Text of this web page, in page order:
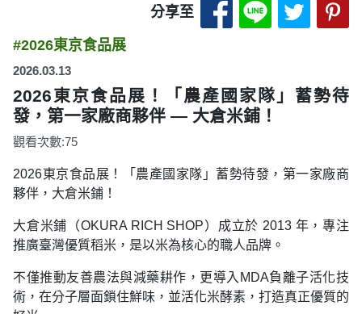
分享至 分享至 Facebook-
分享至分享
#2026東京食品展
2026.03.13
2026東京食品展！「農產國家隊」蓄勢待
發，第一家廠商夥伴 ― 大倉米鋪！
觀看次數:75
2026東京食品展！「農產國家隊」蓄勢待發，第一家廠商
夥伴，大倉米鋪！
大倉米鋪（OKURA RICH SHOP）成立於 2013 年，專注
推廣臺灣優質稻米，是以米為核心的職人品牌。
不僅推動友善農法與減藥耕作，更導入MDA負離子活化技
術，在分子層面鎖住鮮味，並活化米酵素，打造真正優質的